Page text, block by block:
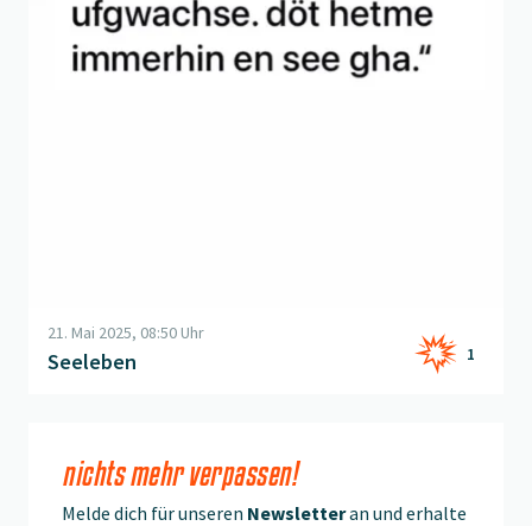
21. Mai 2025, 08:50 Uhr
Seeleben 1
nichts mehr verpassen!
Melde dich für unseren Newsletteran und erhalte